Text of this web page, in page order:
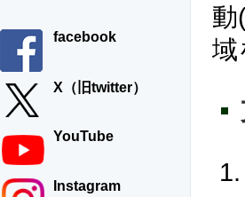
facebook
X（旧twitter）
YouTube
Instagram
動
域